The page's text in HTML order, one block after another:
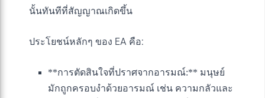
นั้นทันทีที่สัญญาณเกิดขึ้น
ประโยชน์หลักๆ ของ EA คือ:
**การตัดสินใจที่ปราศจากอารมณ์:** มนุษย์
มักถูกครอบงำด้วยอารมณ์ เช่น ความกลัวและ